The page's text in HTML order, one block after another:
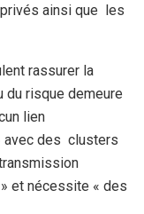
ainsi que les
rassurer la
du risque demeure
lien
avec des clusters
et nécessite « des